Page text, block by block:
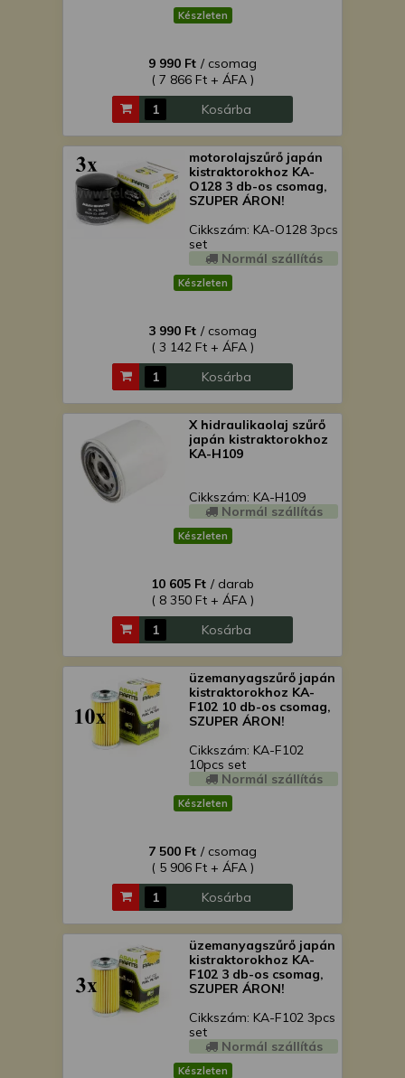
Készleten
9 990 Ft / csomag
( 7 866 Ft + ÁFA )
Kosárba
motorolajszűrő japán
kistraktorokhoz KA-
O128 3 db-os csomag,
SZUPER ÁRON!
Cikkszám: KA-O128 3pcs
set
Normál szállítás
Készleten
3 990 Ft / csomag
( 3 142 Ft + ÁFA )
Kosárba
X hidraulikaolaj szűrő
japán kistraktorokhoz
KA-H109
Cikkszám: KA-H109
Normál szállítás
Készleten
10 605 Ft / darab
( 8 350 Ft + ÁFA )
Kosárba
üzemanyagszűrő japán
kistraktorokhoz KA-
F102 10 db-os csomag,
SZUPER ÁRON!
Cikkszám: KA-F102
10pcs set
Normál szállítás
Készleten
7 500 Ft / csomag
( 5 906 Ft + ÁFA )
Kosárba
üzemanyagszűrő japán
kistraktorokhoz KA-
F102 3 db-os csomag,
SZUPER ÁRON!
Cikkszám: KA-F102 3pcs
set
Normál szállítás
Készleten